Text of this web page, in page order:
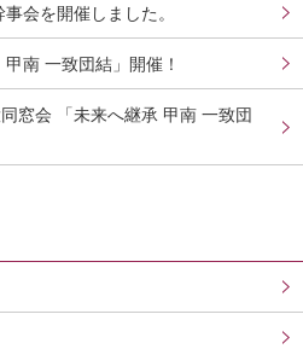
会を開催しました。
南 一致団結」開催！
窓会 「未来へ継承 甲南 一致団